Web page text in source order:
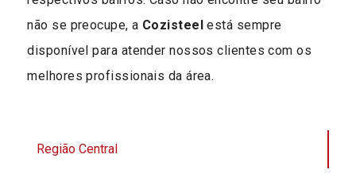
não se preocupe, a Cozisteel está sempre
disponível para atender nossos clientes com os
melhores profissionais da área.
Região Central